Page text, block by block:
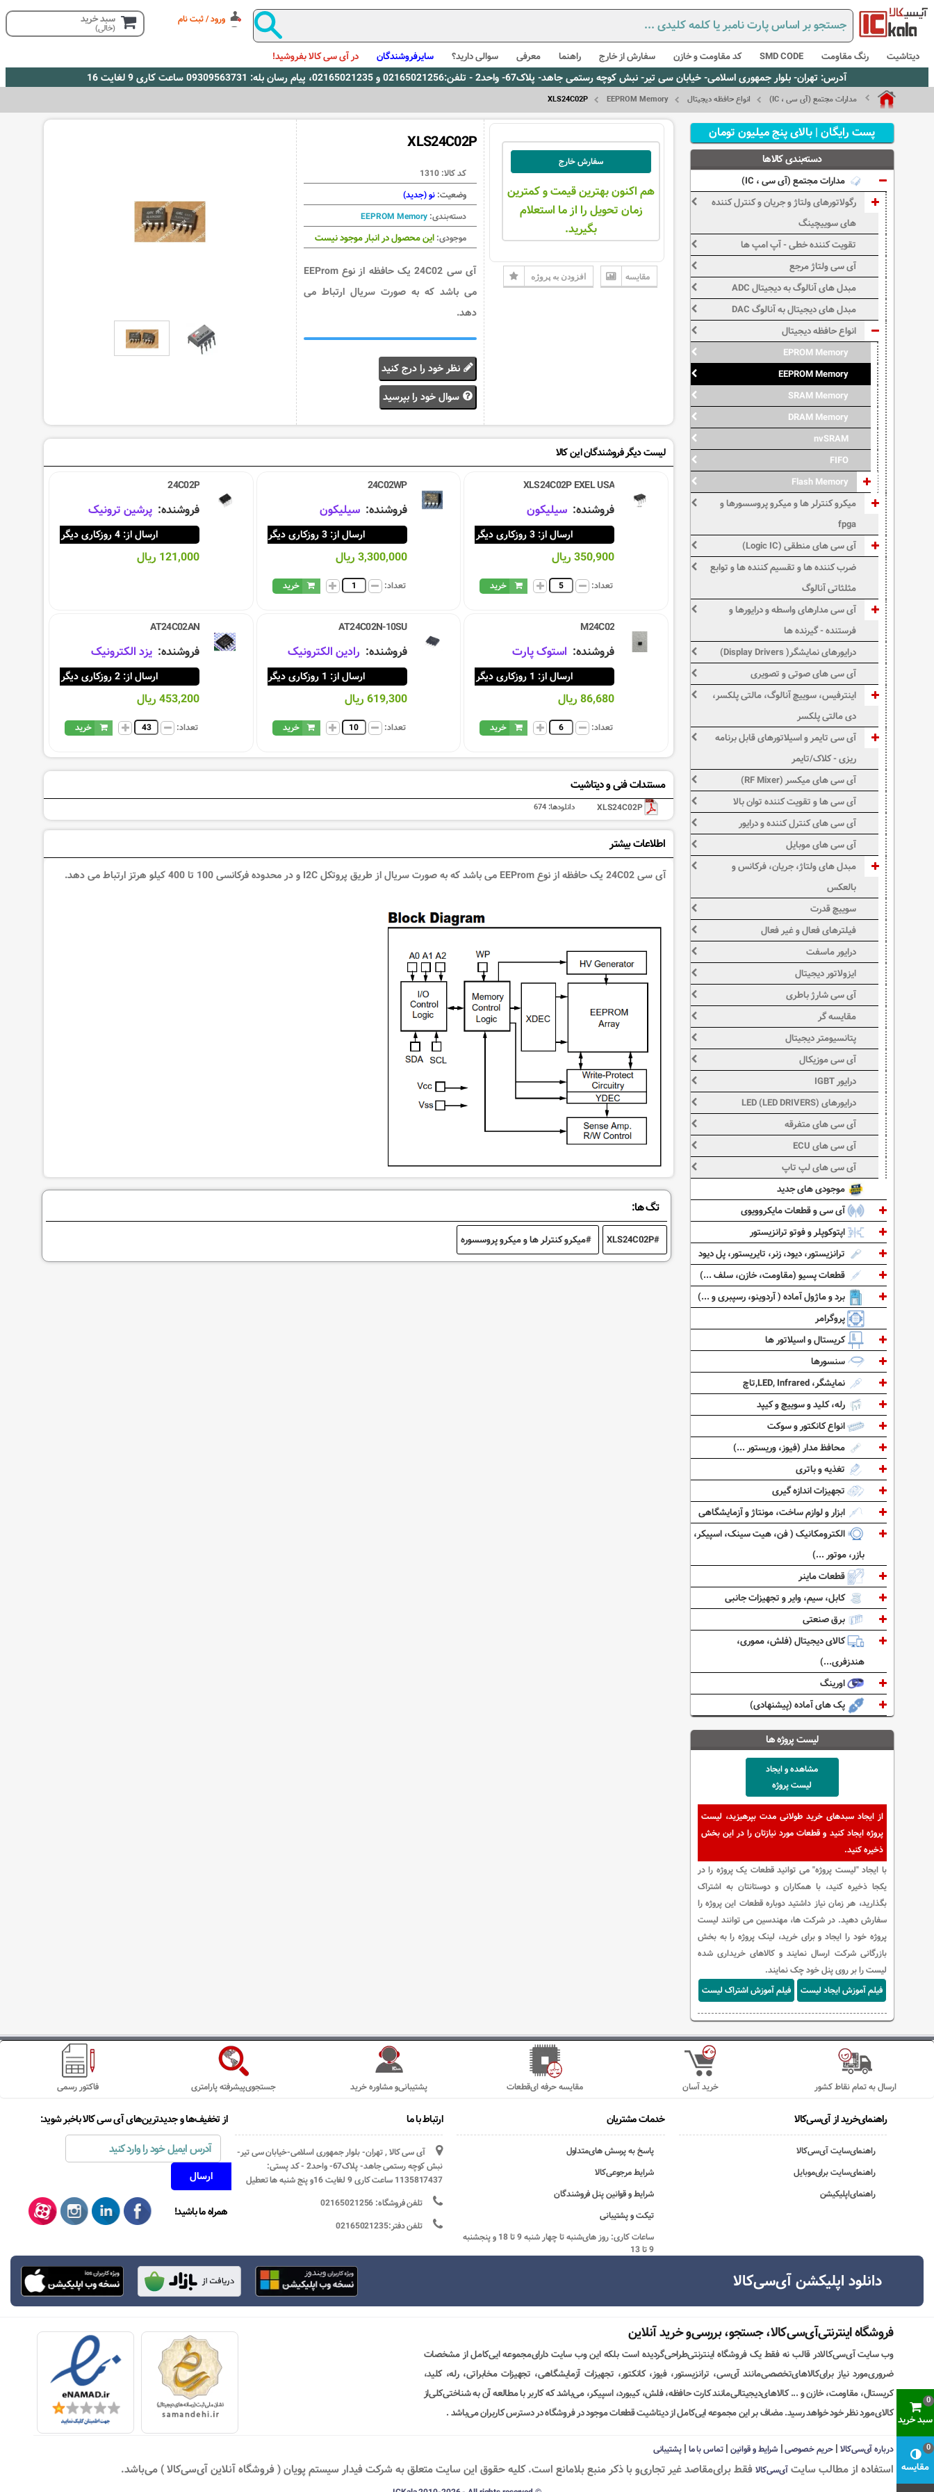
ورود / ثبت نام سبد خرید
(خالی)
دیتاشیت رنگ مقاومت SMD CODE کد مقاومت و خازن سفارش از خارج راهنما معرفی سوالی دارید؟ سایرفروشندگان در آی سی کالا بفروشید!
آدرس: تهران- بلوار جمهوری اسلامی- خیابان سی تیر- نبش کوچه رستمی جاهد- پلاک67- واحد2 - تلفن:02165021256 و 02165021235، پیام رسان بله: 09309563731 ساعت کاری 9 لغایت 16
مدارات مجتمع (آی سی ، IC) انواع حافظه دیجیتال EEPROM Memory
XLS24C02P
XLS24C02P
کد کالا: 1310
وضعیت: نو (جدید)
دسته‌بندی: EEPROM Memory
موجودی: این محصول در انبار موجود نیست
آی سی 24C02 یک حافظه از نوع EEProm
می باشد که به صورت سریال ارتباط می
دهد.
نظر خود را درج کنید
سوال خود را بپرسید
سفارش خارج
هم اکنون بهترین قیمت و کمترین
زمان تحویل را از ما استعلام
بگیرید.
مقایسه افزودن به پروژه
لیست دیگر فروشندگان این کالا
XLS24C02P EXEL USA
فروشنده: سيليكون
ارسال از: 3 روزکاری دیگر
350,900 ریال
تعداد: خرید
24C02WP
فروشنده: سيليكون
ارسال از: 3 روزکاری دیگر
3,300,000 ریال
تعداد: خرید
24C02P
فروشنده: پرشین ترونیک
ارسال از: 4 روزکاری دیگر
121,000 ریال
M24C02
فروشنده: استوک پارت
ارسال از: 1 روزکاری دیگر
86,680 ریال
تعداد: خرید
AT24C02N-10SU
فروشنده: رادین الکترونیک
ارسال از: 1 روزکاری دیگر
619,300 ریال
تعداد: خرید
AT24C02AN
فروشنده: یزد الکترونیک
ارسال از: 2 روزکاری دیگر
453,200 ریال
تعداد: خرید
مستندات فنی و دیتاشیت
XLS24C02P دانلودها:674
اطلاعات بیشتر
آی سی 24C02 یک حافظه از نوع EEProm می باشد که به صورت سریال از طریق پروتکل I2C و در محدوده فرکانسی 100 تا 400 کیلو هرتز ارتباط می دهد.
تگ ها:
XLS24C02P میکرو کنترلر ها و میکرو پروسسوره
پست رایگان | بالای پنج میلیون تومان
دسته‌بندی کالاها
مدارات مجتمع (آی سی ، IC)
رگولاتورهای ولتاژ و جریان و کنترل کننده
های سوییچینگ
تقویت کننده خطی - آپ امپ ها
آی سی ولتاژ مرجع
مبدل های آنالوگ به دیجیتال ADC
مبدل های دیجیتال به آنالوگ DAC
انواع حافظه دیجیتال
EPROM Memory
EEPROM Memory
SRAM Memory
DRAM Memory
nvSRAM
FIFO
Flash Memory
میکرو کنترلر ها و میکرو پروسسورها و
fpga
آی سی های منطقی (Logic IC)
ضرب کننده ها و تقسیم کننده ها و توابع
مثلثاتی آنالوگ
آی سی مدارهای واسطه و درایورها و
فرستنده - گیرنده ها
درایورهای نمایشگر( Display Drivers)
آی سی های صوتی و تصویری
اینترفیس، سوییچ آنالوگ، مالتی پلکسر،
دی مالتی پلکسر
آی سی تایمر و اسیلاتورهای قابل برنامه
ریزی - کلاک/تایمر
آی سی های میکسر (RF Mixer)
آی سی ها و تقویت کننده توان بالا
آی سی های کنترل کننده و درایور
آی سی های موبایل
مبدل های ولتاژ، جریان، فرکانس و
بالعکس
سوییچ قدرت
فیلترهای فعال و غیر فعال
درایور ماسفت
ایزولاتور دیجیتال
آی سی شارژ باطری
مقایسه گر
پتانسیومتر دیجیتال
آی سی موزیکال
درایور IGBT
درایورهای LED (LED DRIVERS)
آی سی های متفرقه
آی سی های ECU
آی سی های لپ تاپ
موجودی های جدید
آی سی و قطعات مایکروویوی
اپتوکوپلر و فوتو ترانزیستور
ترانزیستور، دیود، زنر، تایریستور، پل دیود
قطعات پسیو (مقاومت، خازن، سلف ...)
برد و ماژول آماده ( آردوینو، رسپبری و ...)
پروگرامر
کریستال و اسیلاتور ها
سنسورها
نمایشگر، LED, Infrared,تاچ
رله، کلید و سوییچ و کیپد
انواع کانکتور و سوکت
محافظ مدار (فیوز، وریستور ...)
تغذیه و باتری
تجهیزات اندازه گیری
ابزار و لوازم ساخت، مونتاژ و آزمایشگاهی
الکترومکانیک ( فن، هیت سینک، اسپیکر،
بازر، موتور ...)
قطعات ماینر
کابل، سیم، وایر و تجهیزات جانبی
برق صنعتی
کالای دیجیتال (فلش، مموری،
هندزفری...)
اورینگ
پک های آماده (پیشنهادی)
لیست پروژه ها
مشاهده و ایجاد
لیست پروژه
از ایجاد سبدهای خرید طولانی مدت بپرهیزید، لیست
پروژه ایجاد کنید و قطعات مورد نیازتان را در این بخش
ذخیره کنید.
با ایجاد "لیست پروژه" می توانید قطعات یک پروژه را در
یکجا ذخیره کنید، با همکاران و دوستانتان به اشتراک
بگذارید، هر زمان نیاز داشتید دوباره قطعات این پروژه را
سفارش دهید. در شرکت ها، مهندسین می توانند لیست
پروژه خود را ایجاد و برای خرید، لینک پروژه را به بخش
بازرگانی شرکت ارسال نمایند و کالاهای خریداری شده
لیست را بر روی پنل خود چک نمایند.
فیلم آموزش ایجاد لیست
فیلم آموزش اشتراک لیست
فاکتور رسمی جستجوی‌پیشرفته پارامتری پشتیبانی‌و مشاوره خرید مقایسه حرفه ای‌قطعات خرید آسان ارسال به تمام نقاط کشور
راهنمای‌خرید از آی‌سی‌کالا
راهنمای‌سایت آی‌سی‌کالا
راهنمای‌سایت برای‌موبایل
راهنمای‌اپلیکیشن
خدمات مشتریان
پاسخ به پرسش های‌متداول
شرایط مرجوعی‌کالا
شرایط و قوانین پنل فروشندگان
تیکت و پشتیبانی
ساعات کاری: روز های‌شنبه تا چهار شنبه 9 تا 18 و پنجشنبه
9 تا 13
ارتباط با ما
آی سی کالا , تهران- بلوار جمهوری اسلامی-خیابان سی تیر-
نبش کوچه رستمی جاهد- پلاک67- واحد2 - کد پستی:
1135817437 ساعت کاری 9 لغایت 16و پنج شنبه ها تعطیل
تلفن فروشگاه: 02165021256
تلفن دفتر:02165021235
از تخفیف‌ها و جدیدترین‌های آی سی کالا باخبر شوید:
همراه ما باشید!
دانلود اپلیکشن آی‌سی‌کالا
فروشگاه اینترنتی‌آی‌سی‌کالا، جستجو، بررسی‌و خرید آنلاین
وب سایت آی‌سی‌کالادر قالب نه فقط یک فروشگاه اینترنتی‌طراحی‌گردیده است بلکه این وب سایت دارای‌مجموعه ایی‌کامل از مشخصات
ضروری‌مورد نیاز برای‌کالاهای‌تخصصی‌مانند آی‌سی، ترانزیستور، فیوز، کانکتور، تجهیزات آزمایشگاهی، تجهیزات مخابراتی، رله، کلید،
کریستال، مقاومت، خازن و ... کالاهای‌دیجیتالی‌مانند کارت حافظه، فلش، کیبورد، اسپیکر، می‌باشد که کاربر با مطالعه آن به شناختی‌کلی‌از
کالای‌مورد نظر خود خواهد رسید. مضاف بر این مجموعه ایی‌کامل از دیتاشیت قطعات موجود در فروشگاه در دسترس کاربران می‌باشد .
درباره آی‌سی‌کالا| حریم خصوصی| شرایط و قوانین |تماس با ما |پشتیبانی
استفاده از مطالب سايتآی‌سی‌کالافقط برای‌مقاصد غیر تجاری‌و با ذکر منبع بلامانع است. کليه حقوق اين سايت متعلق به شرکت فیدار سیستم پویان ( فروشگاه آنلاین آی‌سی‌کالا ) می‌باشد.
سبد خرید
0
مقایسه
0